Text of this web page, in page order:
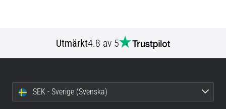
Utmärkt4.8 av 5
SEK - Sverige (Svenska)